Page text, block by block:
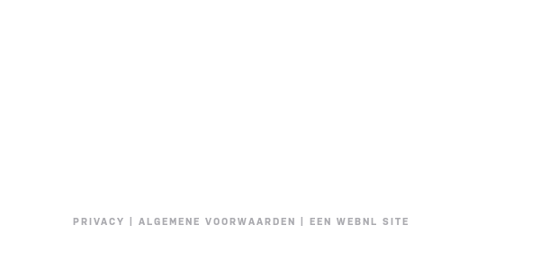
PRIVACY ALGEMENE VOORWAARDEN EEN WEBNL SITE